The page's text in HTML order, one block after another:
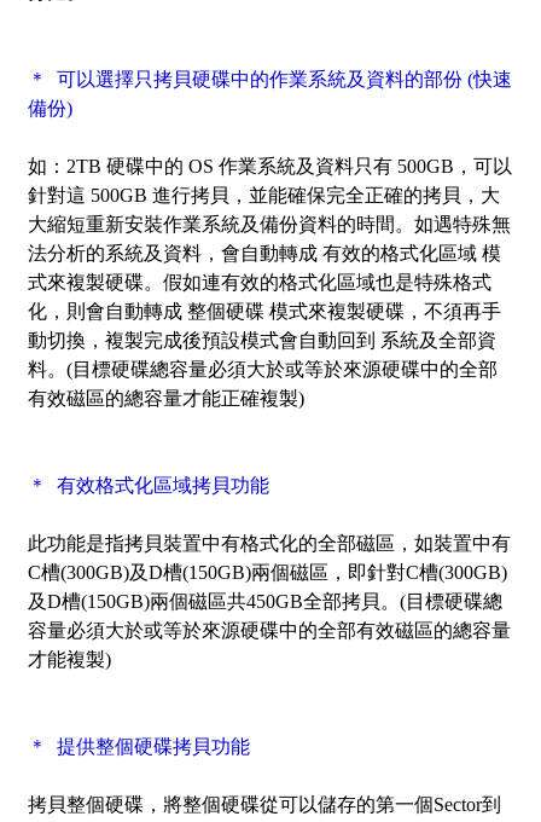
＊ 可以選擇只拷貝硬碟中的作業系統及資料的部份 (快速
備份)
如：2TB 硬碟中的 OS 作業系統及資料只有 500GB，可以
針對這 500GB 進行拷貝，並能確保完全正確的拷貝，大
大縮短重新安裝作業系統及備份資料的時間。如遇特殊無
法分析的系統及資料，會自動轉成 有效的格式化區域 模
式來複製硬碟。假如連有效的格式化區域也是特殊格式
化，則會自動轉成 整個硬碟 模式來複製硬碟，不須再手
動切換，複製完成後預設模式會自動回到 系統及全部資
料。(目標硬碟總容量必須大於或等於來源硬碟中的全部
有效磁區的總容量才能正確複製)
＊ 有效格式化區域拷貝功能
此功能是指拷貝裝置中有格式化的全部磁區，如裝置中有
C槽(300GB)及D槽(150GB)兩個磁區，即針對C槽(300GB)
及D槽(150GB)兩個磁區共450GB全部拷貝。(目標硬碟總
容量必須大於或等於來源硬碟中的全部有效磁區的總容量
才能複製)
＊ 提供整個硬碟拷貝功能
拷貝整個硬碟，將整個硬碟從可以儲存的第一個Sector到